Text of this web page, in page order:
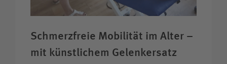
Schmerzfreie Mobilität im Alter –
mit künstlichem Gelenkersatz